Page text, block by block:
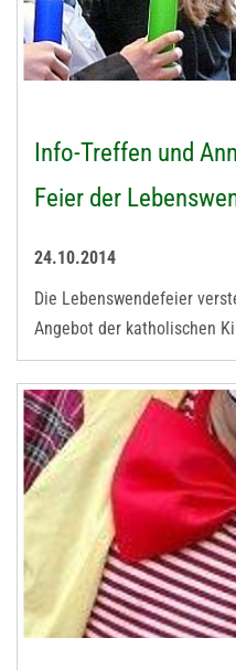
Info-Treffen und
Feier der
24.10.2014
Die Lebenswendefeier
Angebot der katholischen